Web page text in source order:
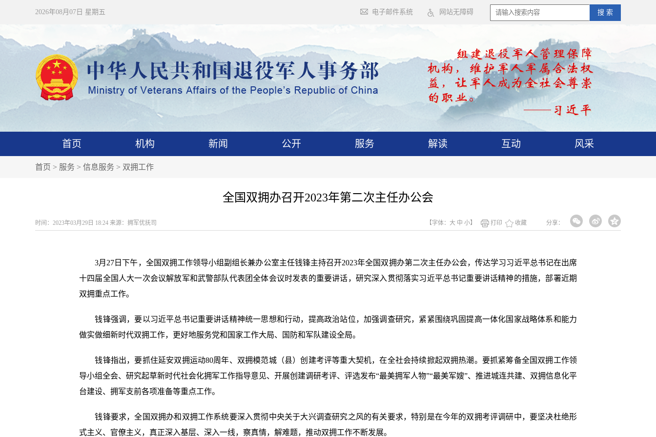
2026年08月07日 星期五 搜 索
电子邮件系统 网站无障碍
首页 机构 新闻 公开 服务 解读 互动 风采
首页 > 服务 > 信息服务 > 双拥工作
全国双拥办召开2023年第二次主任办公会
时间：2023年03月29日 18:24 来源：拥军优抚司 分享：
【字体： 大 中 小】 打印 收藏
3月27日下午，全国双拥工作领导小组副组长兼办公室主任钱锋主持召开2023年全国双拥办第二次主任办公会，传达学习习近平总书记在出席
十四届全国人大一次会议解放军和武警部队代表团全体会议时发表的重要讲话，研究深入贯彻落实习近平总书记重要讲话精神的措施，部署近期
双拥重点工作。
钱锋强调，要以习近平总书记重要讲话精神统一思想和行动，提高政治站位，加强调查研究，紧紧围绕巩固提高一体化国家战略体系和能力
做实做细新时代双拥工作，更好地服务党和国家工作大局、国防和军队建设全局。
钱锋指出，要抓住延安双拥运动80周年、双拥模范城（县）创建考评等重大契机，在全社会持续掀起双拥热潮。要抓紧筹备全国双拥工作领
导小组全会、研究起草新时代社会化拥军工作指导意见、开展创建调研考评、评选发布“最美拥军人物”“最美军嫂”、推进城连共建、双拥信息化平
台建设、拥军支前各项准备等重点工作。
钱锋要求，全国双拥办和双拥工作系统要深入贯彻中央关于大兴调查研究之风的有关要求，特别是在今年的双拥考评调研中，要坚决杜绝形
式主义、官僚主义，真正深入基层、深入一线，察真情，解难题，推动双拥工作不断发展。